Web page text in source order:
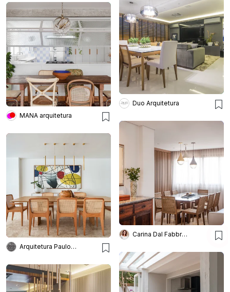
Duo Arquitetura
MANA arquitetura
Carina Dal Fabbro Arquitetura
Arquitetura Paulo Melo E Paulo